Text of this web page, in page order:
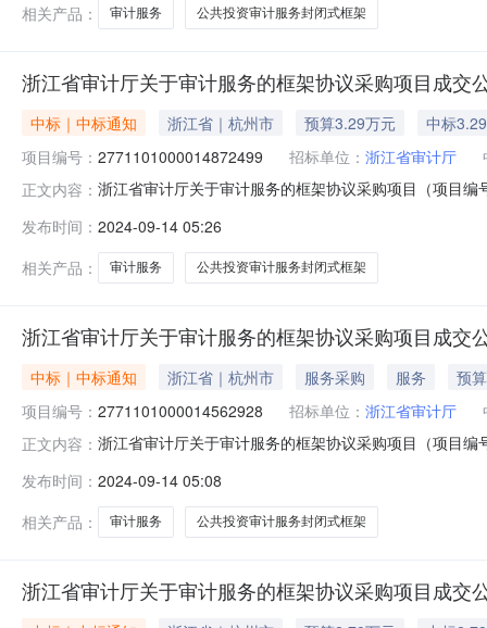
相关产品：
审计服务 公共投资审计服务封闭式框架
浙江省审计厅关于审计服务的框架协议采购项目成交
中标｜中标通知 浙江省｜杭州市 预算3.29万元
中标
项目编号： 2771101000014872499 招标单位： 浙江省审计厅
正文内容： 浙江省审计厅关于审计服务的框架协议采购项目（项目
划编码:339900项目所在行政区划名称:浙江省本级报价
发布时间： 2024-09-14 05:26
相关产品：
审计服务 公共投资审计服务封闭式框架
浙江省审计厅关于审计服务的框架协议采购项目成交
中标｜中标通知 浙江省｜杭州市 服务采购 服务
预
项目编号： 2771101000014562928 招标单位： 浙江省审计厅
正文内容： 浙江省审计厅关于审计服务的框架协议采购项目（项目
划编码:339900项目所在行政区划名称:浙江省本级报价
发布时间： 2024-09-14 05:08
相关产品：
审计服务 公共投资审计服务封闭式框架
浙江省审计厅关于审计服务的框架协议采购项目成交